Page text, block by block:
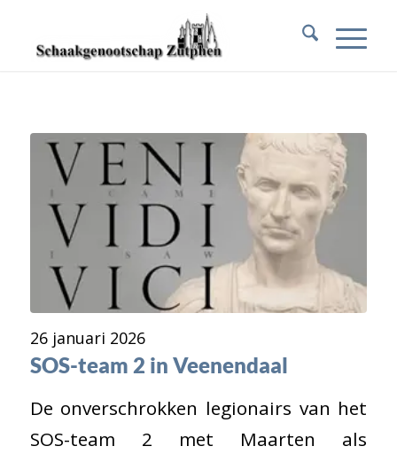
26 januari 2026
SOS-team 2 in Veenendaal
De onverschrokken legionairs van het
SOS-team 2 met Maarten als